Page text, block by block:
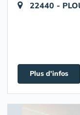
22440 -
Plus d'infos